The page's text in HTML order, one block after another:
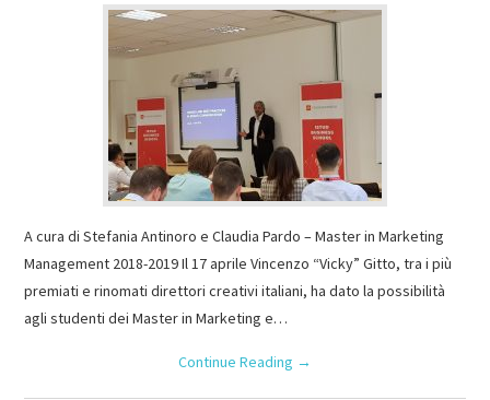
A cura di Stefania Antinoro e Claudia Pardo – Master in Marketing
Management 2018-2019 Il 17 aprile Vincenzo “Vicky” Gitto, tra i più
premiati e rinomati direttori creativi italiani, ha dato la possibilità
agli studenti dei Master in Marketing e…
Continue Reading →